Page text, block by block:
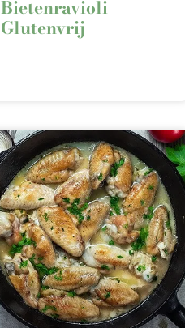
Bietenravioli |
Glutenvrij